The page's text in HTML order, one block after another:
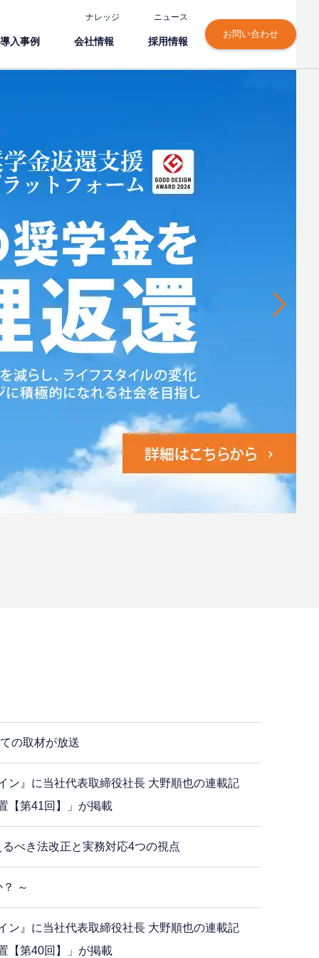
ナレッジ ニュース
導⼊事例 会社情報 採⽤情報
お問い合わせ
の取材が放送
ン』に当社代表取締役社長 大野順也の連載記
【第41回】」が掲載
べき法改正と実務対応4つの視点
～
ン』に当社代表取締役社長 大野順也の連載記
【第40回】」が掲載